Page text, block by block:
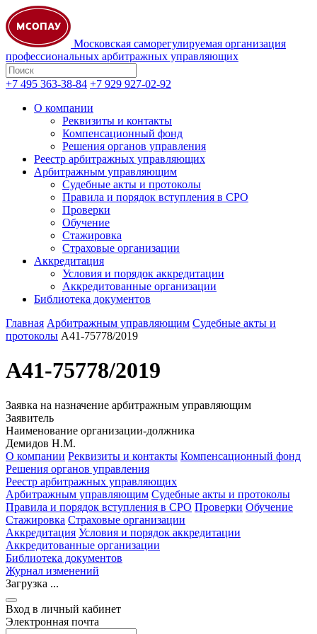
Московская саморегулируемая организация
профессиональных арбитражных управляющих
+7 495 363-38-84 +7 929 927-02-92
О компании
Реквизиты и контакты
Компенсационный фонд
Решения органов управления
Реестр арбитражных управляющих
Арбитражным управляющим
Судебные акты и протоколы
Правила и порядок вступления в СРО
Проверки
Обучение
Стажировка
Страховые организации
Аккредитация
Условия и порядок аккредитации
Аккредитованные организации
Библиотека документов
Главная Арбитражным управляющим Судебные акты и
протоколы А41-75778/2019
А41-75778/2019
Заявка на назначение арбитражным управляющим
Заявитель
Наименование организации-должника
Демидов Н.М.
О компании Реквизиты и контакты Компенсационный фонд
Решения органов управления
Реестр арбитражных управляющих
Арбитражным управляющим Судебные акты и протоколы
Правила и порядок вступления в СРО Проверки Обучение
Стажировка Страховые организации
Аккредитация Условия и порядок аккредитации
Аккредитованные организации
Библиотека документов
Журнал изменений
Загрузка ...
Вход в личный кабинет
Электронная почта